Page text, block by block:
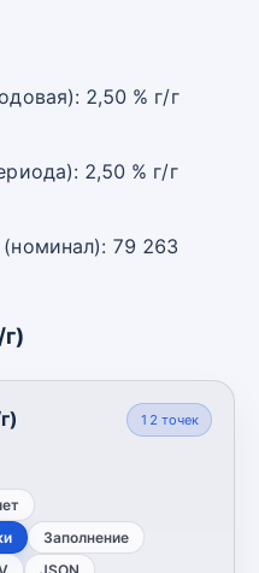
2,50 % г/г
2,50 % г/г
79 263
12 точек
Заполнение
JSON